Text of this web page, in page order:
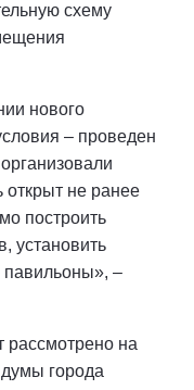
схему
нового
– проведен
не ранее
построить
установить
павильоны», –
рассмотрено на
города